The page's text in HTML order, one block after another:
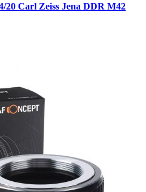
20 Carl Zeiss Jena DDR М42